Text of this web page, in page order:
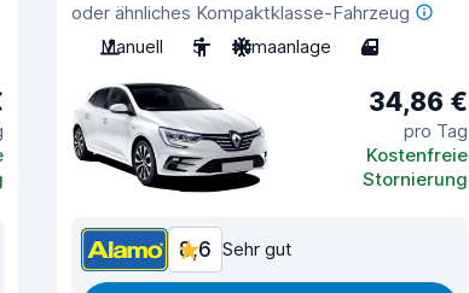
oder ähnliches Kompaktklasse-Fahrzeug
Manuell
5 Klimaanlage 4
34,86 €
pro Tag
Kostenfreie
Stornierung
8,6 Sehr gut